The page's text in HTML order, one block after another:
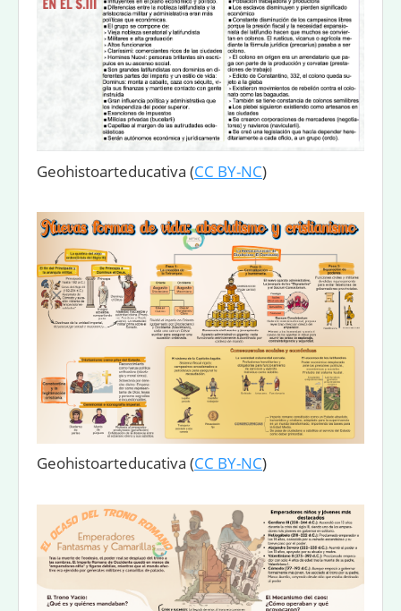
Geohistoarteducativa (CC BY-NC)
Geohistoarteducativa (CC BY-NC)